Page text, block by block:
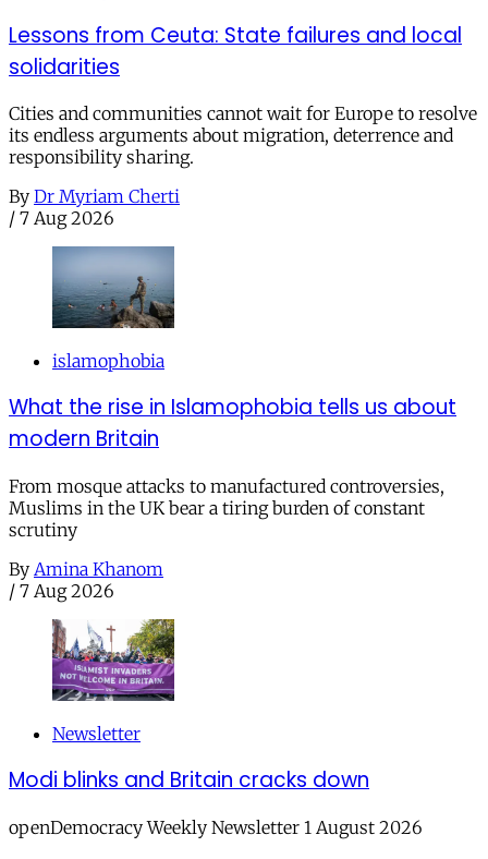
Lessons from Ceuta: State failures and local
solidarities
Cities and communities cannot wait for Europe to resolve
its endless arguments about migration, deterrence and
responsibility sharing.
By Dr Myriam Cherti
/ 7 Aug 2026
islamophobia
What the rise in Islamophobia tells us about
modern Britain
From mosque attacks to manufactured controversies,
Muslims in the UK bear a tiring burden of constant
scrutiny
By Amina Khanom
/ 7 Aug 2026
Newsletter
Modi blinks and Britain cracks down
openDemocracy Weekly Newsletter 1 August 2026